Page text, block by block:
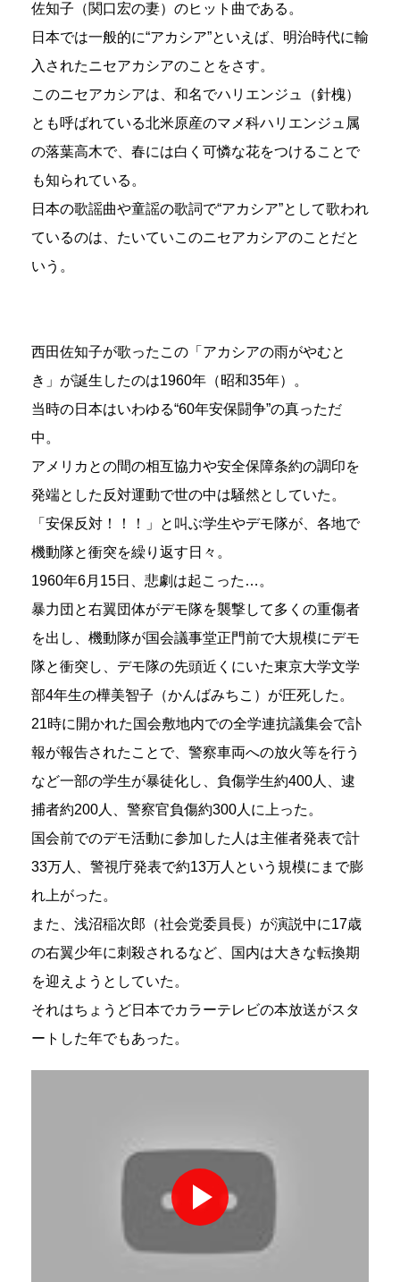
佐知子（関口宏の妻）のヒット曲である。
日本では一般的に“アカシア”といえば、明治時代に輸
入されたニセアカシアのことをさす。
このニセアカシアは、和名でハリエンジュ（針槐）
とも呼ばれている北米原産のマメ科ハリエンジュ属
の落葉高木で、春には白く可憐な花をつけることで
も知られている。
日本の歌謡曲や童謡の歌詞で“アカシア”として歌われ
ているのは、たいていこのニセアカシアのことだと
いう。
西田佐知子が歌ったこの「アカシアの雨がやむと
き」が誕生したのは1960年（昭和35年）。
当時の日本はいわゆる“60年安保闘争”の真っただ
中。
アメリカとの間の相互協力や安全保障条約の調印を
発端とした反対運動で世の中は騒然としていた。
「安保反対！！！」と叫ぶ学生やデモ隊が、各地で
機動隊と衝突を繰り返す日々。
1960年6月15日、悲劇は起こった…。
暴力団と右翼団体がデモ隊を襲撃して多くの重傷者
を出し、機動隊が国会議事堂正門前で大規模にデモ
隊と衝突し、デモ隊の先頭近くにいた東京大学文学
部4年生の樺美智子（かんばみちこ）が圧死した。
21時に開かれた国会敷地内での全学連抗議集会で訃
報が報告されたことで、警察車両への放火等を行う
など一部の学生が暴徒化し、負傷学生約400人、逮
捕者約200人、警察官負傷約300人に上った。
国会前でのデモ活動に参加した人は主催者発表で計
33万人、警視庁発表で約13万人という規模にまで膨
れ上がった。
また、浅沼稲次郎（社会党委員長）が演説中に17歳
の右翼少年に刺殺されるなど、国内は大きな転換期
を迎えようとしていた。
それはちょうど日本でカラーテレビの本放送がスタ
ートした年でもあった。